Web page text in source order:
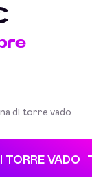
di torre vado
TORRE VADO